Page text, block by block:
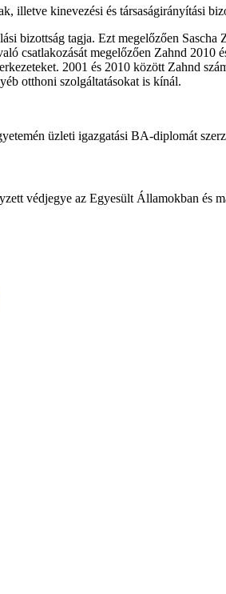
illetve kinevezési és társaságirányítási
bizottság tagja. Ezt megelőzően
csatlakozását megelőzően Zahnd 2010
2001 és 2010 között Zahnd
otthoni szolgáltatásokat is kínál.
üzleti igazgatási BA-diplomát
védjegye az Egyesült Államokban és